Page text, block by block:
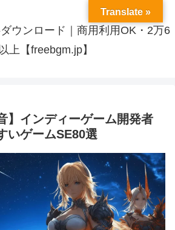
ウンロード｜商用利用OK・2万6
上【freebgm.jp】
】インディーゲーム開発者
いゲームSE80選
Translate »